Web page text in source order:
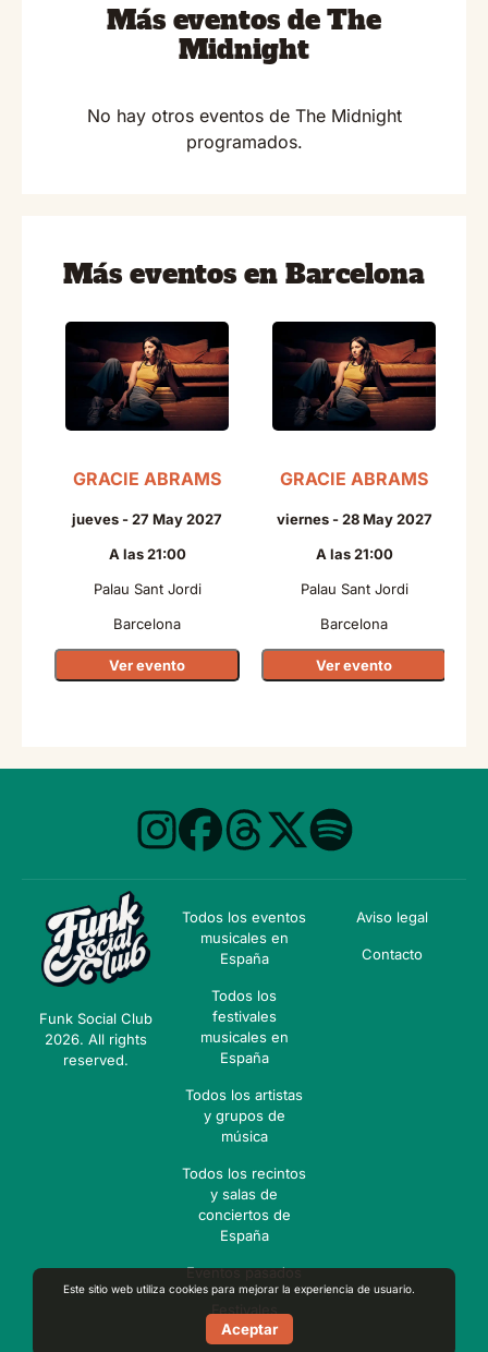
Más eventos de The
Midnight
No hay otros eventos de The Midnight
programados.
Más eventos en Barcelona
GRACIE ABRAMS
jueves - 27 May 2027
A las 21:00
Palau Sant Jordi
Barcelona
Ver evento
GRACIE ABRAMS
viernes - 28 May 2027
A las 21:00
Palau Sant Jordi
Barcelona
Ver evento
Este sitio web utiliza cookies para mejorar la experiencia de usuario.
Aceptar
Funk Social Club
2026. All rights
reserved.
Todos los eventos
musicales en
España
Todos los
festivales
musicales en
España
Todos los artistas
y grupos de
música
Todos los recintos
y salas de
conciertos de
España
Eventos pasados
Festivales
pasados
Aviso legal
Contacto